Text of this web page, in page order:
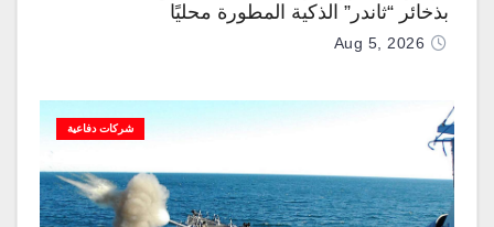
بذخائر “ثاندر” الذكية المطورة محليًا
Aug 5, 2026
شركات دفاعية